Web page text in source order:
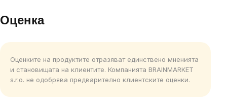
Оценка
Оценките на продуктите отразяват единствено мненията
и становищата на клиентите. Компанията BRAINMARKET
s.r.o. не одобрява предварително клиентските оценки.